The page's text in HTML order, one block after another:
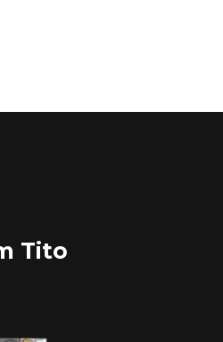
Tito